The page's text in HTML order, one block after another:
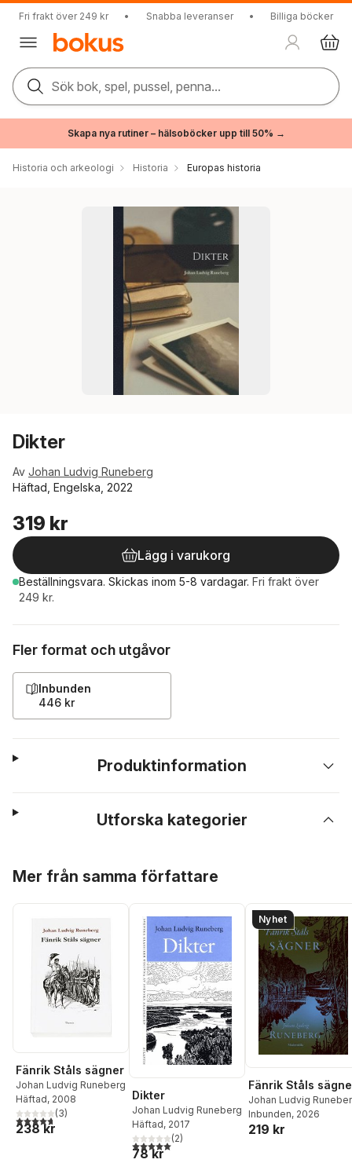
Fri frakt över 249 kr • Snabba leveranser • Billiga böcker
Sök bok, spel, pussel, penna...
Skapa nya rutiner – hälsoböcker upp till 50% →
Historia och arkeologi Historia Europas historia
Dikter
Av Johan Ludvig Runeberg
Häftad, Engelska, 2022
319 kr
Lägg i varukorg
Beställningsvara. Skickas inom 5-8 vardagar. Fri frakt över
249 kr.
Fler format och utgåvor
Inbunden
446 kr
Produktinformation
Utforska kategorier
Mer från samma författare
Fänrik Ståls sägner
Johan Ludvig Runeberg
Häftad, 2008
4,7utav 5 stjärnor. Totalt antal röster:
(3)
238 kr
Dikter
Johan Ludvig Runeberg
Häftad, 2017
5,0utav 5 stjärnor. Totalt antal röster:
(2)
78 kr
Nyhet
Fänrik Ståls
Johan Ludvig
Inbunden, 2026
219 kr